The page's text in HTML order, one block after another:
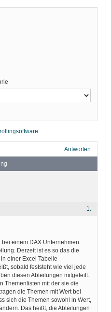
Antworten
1.
einem DAX Unternehmen.
Derzeit ist es so das die
einer Excel Tabelle
sobald feststeht wie viel jede
diesen Abteilungen mitgeteilt.
Themenlisten mit der sie die
die Themen mit Wert bei
sich die Themen sowohl in Wert,
Das heißt, die Abteilungen